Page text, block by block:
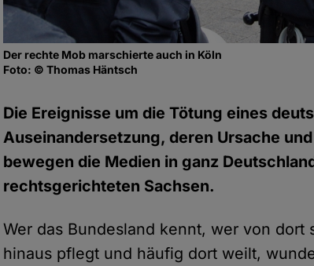
Der rechte Mob marschierte auch in Köln
Foto: © Thomas Häntsch
Die Ereignisse um die Tötung eines
Auseinandersetzung, deren Ursache
bewegen die Medien in ganz
rechtsgerichteten Sachsen.
Wer das Bundesland kennt, wer von dort
hinaus pflegt und häufig dort weilt,